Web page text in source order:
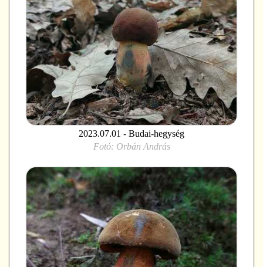
2023.07.01 - Budai-hegység
Fotó: Orbán András